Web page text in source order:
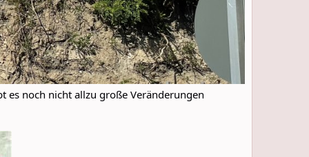
es noch nicht allzu große Veränderungen